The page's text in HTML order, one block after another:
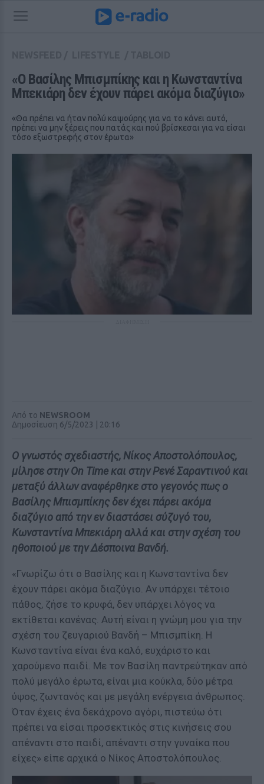
«Ο Βασίλης Μπισμπίκης και η Κωνσταντίνα
Μπεκιάρη δεν έχουν πάρει ακόμα διαζύγιο»
«Θα πρέπει να ήταν πολύ καψούρης για να το κάνει αυτό,
πρέπει να μην ξέρεις που πατάς και πού βρίσκεσαι για να είσαι
τόσο εξωστρεφής στον έρωτα»
Από το NEWSROOM
Δημοσίευση 6/5/2023 | 20:16
Ο γνωστός σχεδιαστής, Νίκος Αποστολόπουλος,
μίλησε στην On Time και στην Ρενέ Σαραντινού και
μεταξύ άλλων αναφέρθηκε στο γεγονός πως ο
Βασίλης Μπισμπίκης δεν έχει πάρει ακόμα
διαζύγιο από την εν διαστάσει σύζυγό του,
Κωνσταντίνα Μπεκιάρη αλλά και στην σχέση του
ηθοποιού με την Δέσποινα Βανδή.
«Γνωρίζω ότι ο Βασίλης και η Κωνσταντίνα δεν
έχουν πάρει ακόμα διαζύγιο. Αν υπάρχει τέτοιο
πάθος, ζήσε το κρυφά, δεν υπάρχει λόγος να
εκτίθεται κανένας. Αυτή είναι η γνώμη μου για την
σχέση του ζευγαριού Βανδή – Μπισμπίκη. Η
Κωνσταντίνα είναι ένα καλό, ευχάριστο και
χαρούμενο παιδί. Με τον Βασίλη παντρεύτηκαν από
πολύ μεγάλο έρωτα, είναι μια κούκλα, δύο μέτρα
ύψος, ζωντανός και με μεγάλη ενέργεια άνθρωπος.
Όταν έχεις ένα δεκάχρονο αγόρι, πιστεύω ότι
πρέπει να είσαι προσεκτικός στις κινήσεις σου
απέναντι στο παιδί, απέναντι στην γυναίκα που
είχες» είπε αρχικά ο Νίκος Αποστολόπουλος.